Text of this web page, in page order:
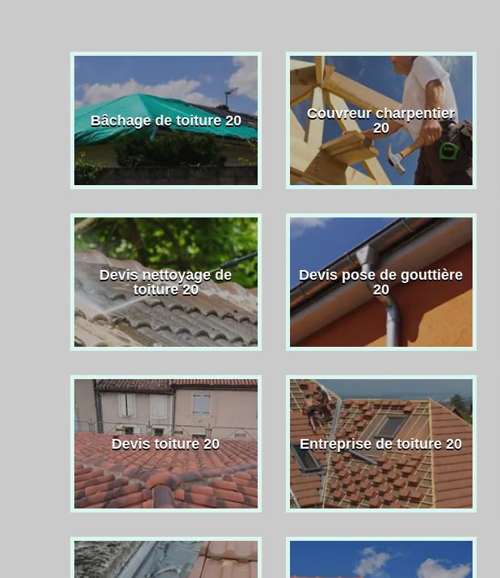
Bâchage de toiture 20
Couvreur charpentier
20
Devis nettoyage de
toiture 20
Devis pose de gouttière
20
Devis toiture 20 Entreprise de toiture 20